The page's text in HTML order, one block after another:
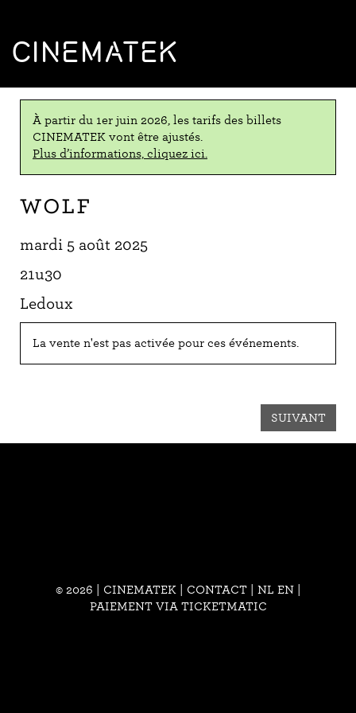
CINEMATEK
À partir du 1er juin 2026, les tarifs des billets
CINEMATEK vont être ajustés.
Plus d’informations, cliquez ici.
Wolf
mardi 5 août 2025
21u30
Ledoux
La vente n'est pas activée pour ces événements.
SUIVANT
© 2026 | CINEMATEK | CONTACT| NL EN
PAIEMENT VIA TICKETMATIC